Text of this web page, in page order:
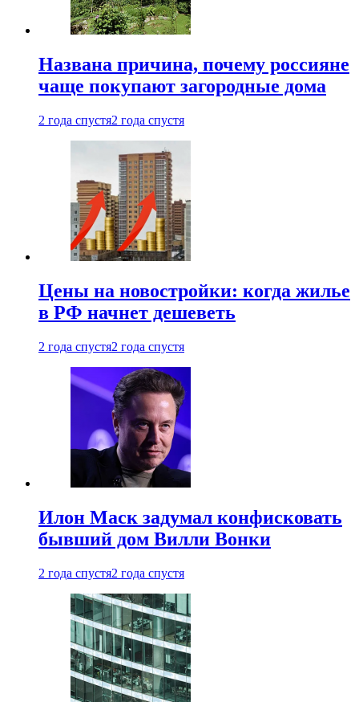
Названа причина, почему россияне
чаще покупают загородные дома
2 года спустя2 года спустя
Цены на новостройки: когда жилье
в РФ начнет дешеветь
2 года спустя2 года спустя
Илон Маск задумал конфисковать
бывший дом Вилли Вонки
2 года спустя2 года спустя